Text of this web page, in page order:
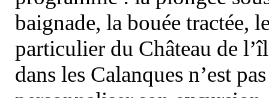
baignade, la bouée tractée,
particulier du Château de
dans les Calanques n’est